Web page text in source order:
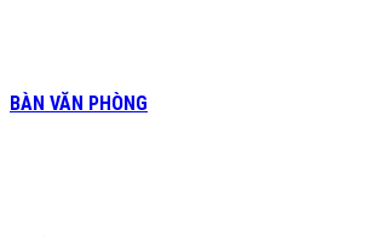
BÀN VĂN PHÒNG